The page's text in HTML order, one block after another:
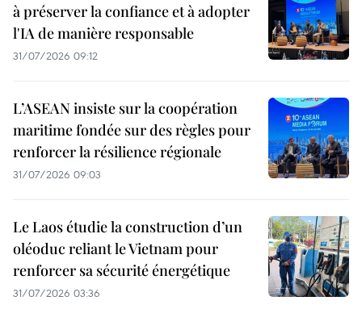
à préserver la confiance et à adopter
l'IA de manière responsable
31/07/2026 09:12
L’ASEAN insiste sur la coopération
maritime fondée sur des règles pour
renforcer la résilience régionale
31/07/2026 09:03
Le Laos étudie la construction d’un
oléoduc reliant le Vietnam pour
renforcer sa sécurité énergétique
31/07/2026 03:36